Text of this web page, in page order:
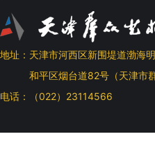
地址：天津市河西区新围堤道
和平区烟台道82号（天津市群
电话：（022）23114566